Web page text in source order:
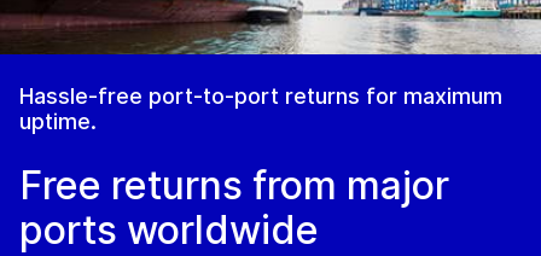
Hassle-free port-to-port returns for maximum
uptime.
Free returns from major
ports worldwide